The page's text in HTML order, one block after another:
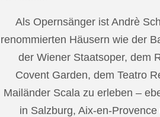
Als Opernsänger ist Andrè
renommierten Häusern wie der
der Wiener Staatsoper, dem
Covent Garden, dem Teatro
Mailänder Scala zu erleben –
in Salzburg, Aix-en-